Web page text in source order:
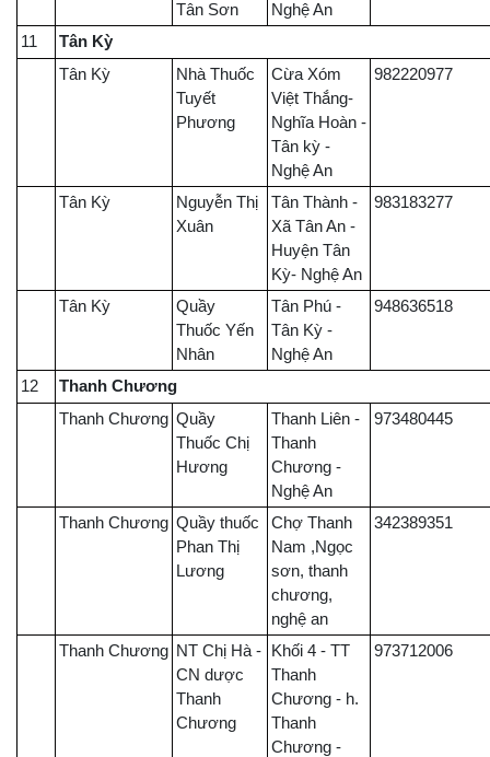
Tân Sơn
Nghệ An
11
Tân Kỳ
Tân Kỳ
Nhà Thuốc
Tuyết
Phương
Cừa Xóm
Việt Thắng-
Nghĩa Hoàn -
Tân kỳ -
Nghệ An
982220977
Tân Kỳ
Nguyễn Thị
Xuân
Tân Thành -
Xã Tân An -
Huyện Tân
Kỳ- Nghệ An
983183277
Tân Kỳ
Quầy
Thuốc Yến
Nhân
Tân Phú -
Tân Kỳ -
Nghệ An
948636518
12
Thanh Chương
Thanh Chương Quầy
Thuốc Chị
Hương
Thanh Liên -
Thanh
Chương -
Nghệ An
973480445
Thanh Chương Quầy thuốc
Phan Thị
Lương
Chợ Thanh
Nam ,Ngọc
sơn, thanh
chương,
nghệ an
342389351
Thanh Chương NT Chị Hà -
CN dược
Thanh
Chương
Khối 4 - TT
Thanh
Chương - h.
Thanh
Chương -
973712006